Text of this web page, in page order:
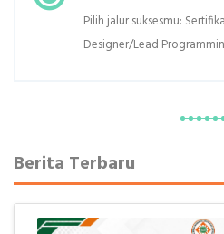
Pilih jalur suksesmu:
Designer/Lead
Berita Terbaru